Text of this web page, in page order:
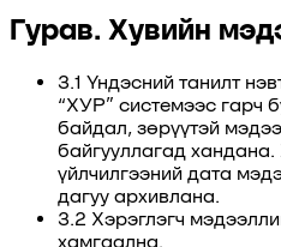
Гурав. Хувийн
3.1 Үндэсний танилт
“ХУР” системээс гарч
байдал, зөрүүтэй
байгууллагад
үйлчилгээний дата
дагуу архивлана.
3.2 Хэрэглэгч
хамгаална.